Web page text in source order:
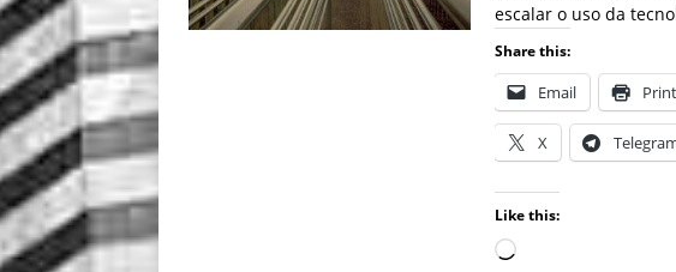
escalar o uso da
Share this:
Email Print
X
Like this: